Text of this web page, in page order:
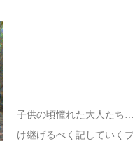
子供の頃憧れた大人たち
け継げるべく記していく